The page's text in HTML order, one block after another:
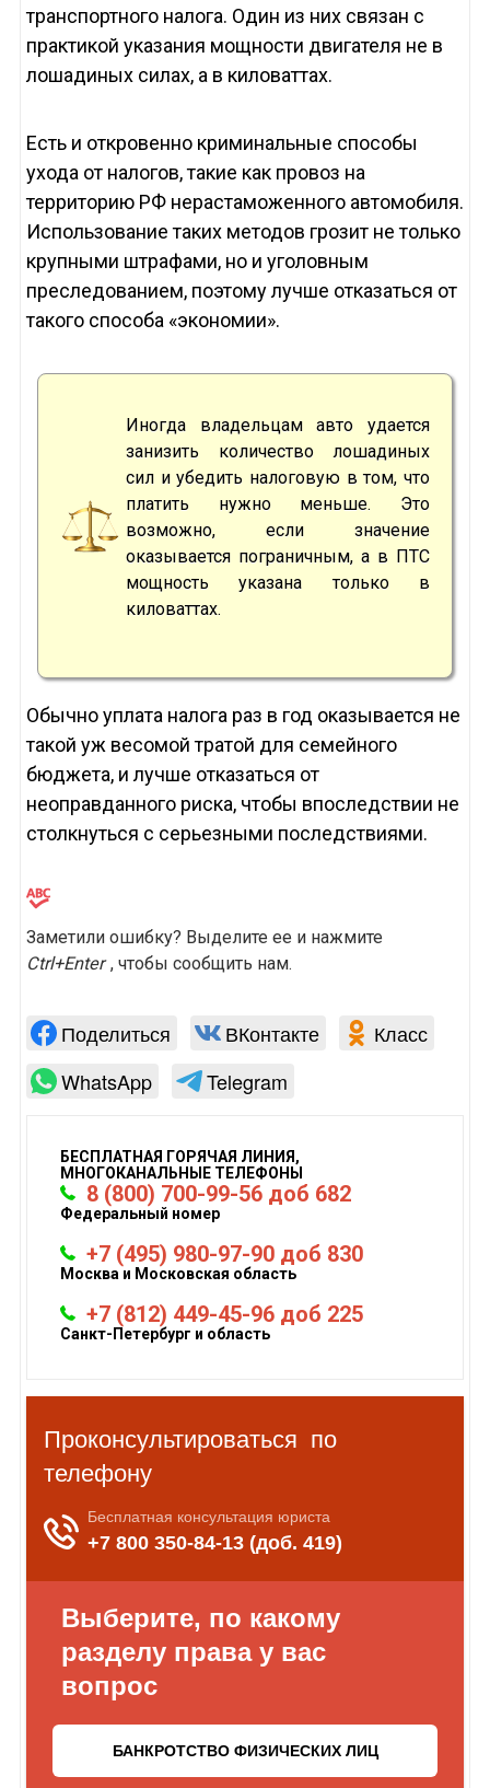
транспортного налога. Один из них связан с
практикой указания мощности двигателя не в
лошадиных силах, а в киловаттах.
Есть и откровенно криминальные способы
ухода от налогов, такие как провоз на
территорию РФ нерастаможенного автомобиля.
Использование таких методов грозит не только
крупными штрафами, но и уголовным
преследованием, поэтому лучше отказаться от
такого способа «экономии».
Иногда владельцам авто удается
занизить количество лошадиных
сил и убедить налоговую в том, что
платить нужно меньше. Это
возможно, если значение
оказывается пограничным, а в ПТС
мощность указана только в
киловаттах.
Обычно уплата налога раз в год оказывается не
такой уж весомой тратой для семейного
бюджета, и лучше отказаться от
неоправданного риска, чтобы впоследствии не
столкнуться с серьезными последствиями.
Заметили ошибку? Выделите ее и нажмите
Ctrl+Enter , чтобы сообщить нам.
Поделиться ВКонтакте
Класс
WhatsApp
Telegram
БЕСПЛАТНАЯ ГОРЯЧАЯ ЛИНИЯ,
МНОГОКАНАЛЬНЫЕ ТЕЛЕФОНЫ
8 (800) 700-99-56 доб 682
Федеральный номер
+7 (495) 980-97-90 доб 830
Москва и Московская область
+7 (812) 449-45-96 доб 225
Санкт-Петербург и область